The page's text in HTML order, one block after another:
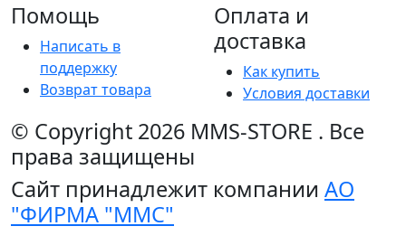
Помощь
Написать в
поддержку
Возврат товара
Оплата и
доставка
Как купить
Условия доставки
© Copyright 2026 MMS-STORE . Все
права защищены
Сайт принадлежит компании АО
"ФИРМА "ММС"